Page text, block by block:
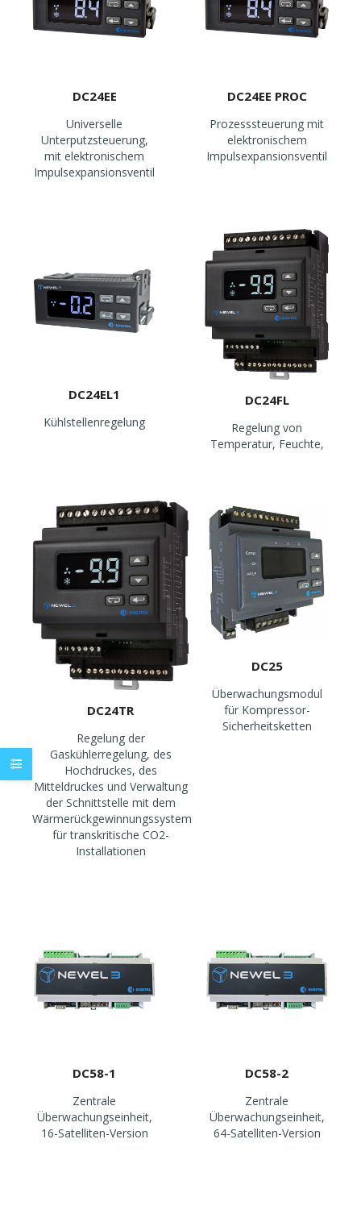
DC24EE
Universelle
Unterputzsteuerung,
mit elektronischem
Impulsexpansionsventil
DC24EE PROC
Prozesssteuerung mit
elektronischem
Impulsexpansionsventil
DC24EL1
Kühlstellenregelung
DC24FL
Regelung von
Temperatur, Feuchte,
DC24TR
Regelung der
Gaskühlerregelung, des
Hochdruckes, des
Mitteldruckes und Verwaltung
der Schnittstelle mit dem
Wärmerückgewinnungssystem
für transkritische CO2-
Installationen
DC25
Überwachungsmodul
für Kompressor-
Sicherheitsketten
DC58-1
Zentrale
Überwachungseinheit,
16-Satelliten-Version
DC58-2
Zentrale
Überwachungseinheit,
64-Satelliten-Version